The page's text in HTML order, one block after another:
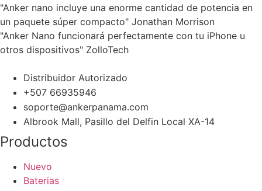
"Anker nano incluye una enorme cantidad de potencia en
un paquete súper compacto" Jonathan Morrison
"Anker Nano funcionará perfectamente con tu iPhone u
otros dispositivos" ZolloTech
Distribuidor Autorizado
+507 66935946
soporte@ankerpanama.com
Albrook Mall, Pasillo del Delfin Local XA-14
Productos
Nuevo
Baterias